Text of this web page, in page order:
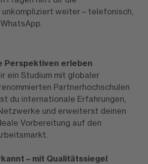
weiter – telefonisch,
Perspektiven erleben
ein Studium mit globaler
Partnerhochschulen
du internationale Erfahrungen,
und erweiterst deinen
Vorbereitung auf den
– mit Qualitätssiegel